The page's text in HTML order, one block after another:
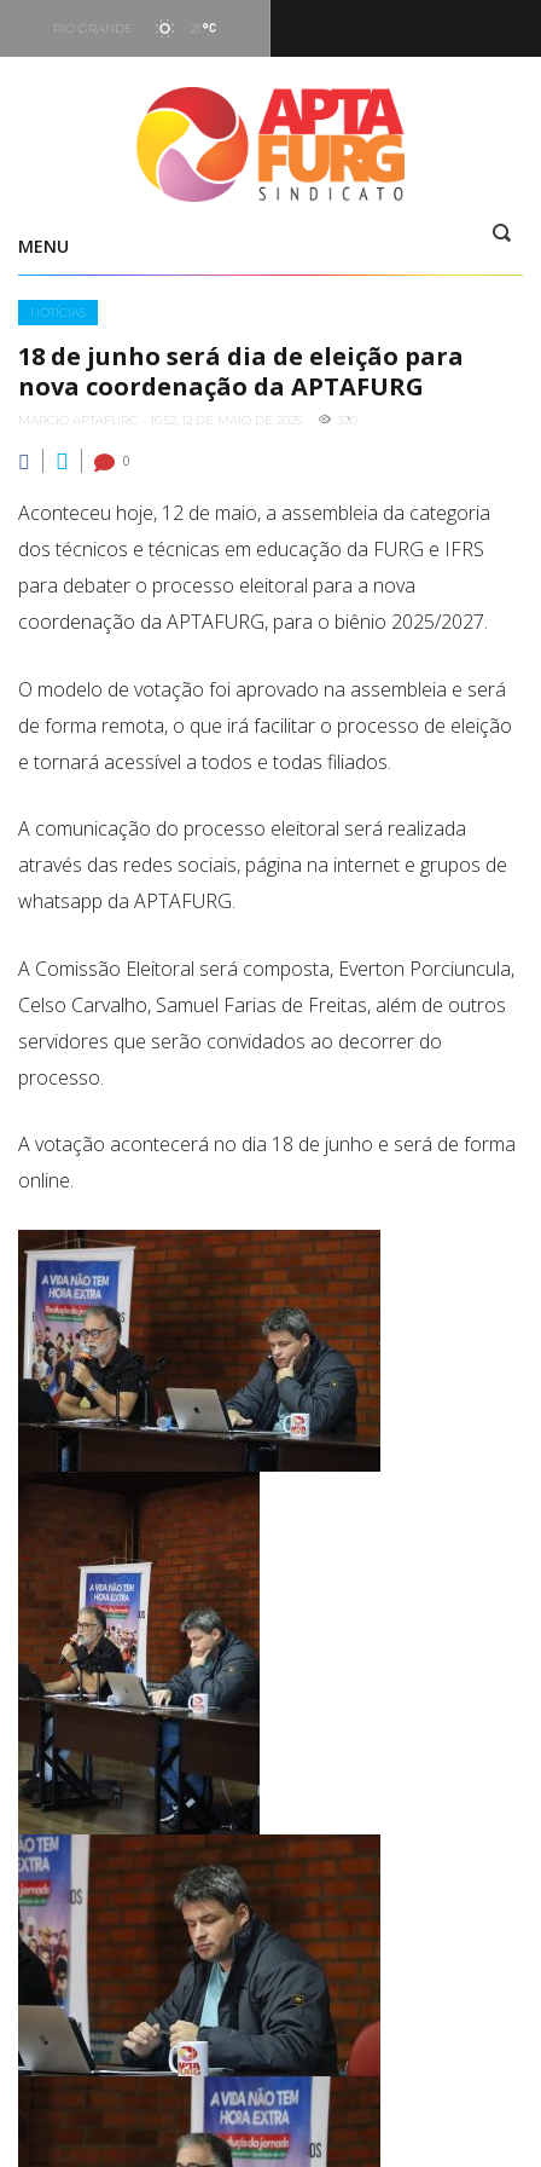
RIO GRANDE 21
- 19:29
Vento
7.66 kt - 293°
MENU
Categories
NOTÍCIAS
18 de junho será dia de eleição para
nova coordenação da APTAFURG
MARCIO APTAFURG - 16:52, 12 DE MAIO DE 2025 390
0
Aconteceu hoje, 12 de maio, a assembleia da categoria
dos técnicos e técnicas em educação da FURG e IFRS
para debater o processo eleitoral para a nova
coordenação da APTAFURG, para o biênio 2025/2027.
O modelo de votação foi aprovado na assembleia e será
de forma remota, o que irá facilitar o processo de eleição
e tornará acessível a todos e todas filiados.
A comunicação do processo eleitoral será realizada
através das redes sociais, página na internet e grupos de
whatsapp da APTAFURG.
A Comissão Eleitoral será composta, Everton Porciuncula,
Celso Carvalho, Samuel Farias de Freitas, além de outros
servidores que serão convidados ao decorrer do
processo.
A votação acontecerá no dia 18 de junho e será de forma
online.